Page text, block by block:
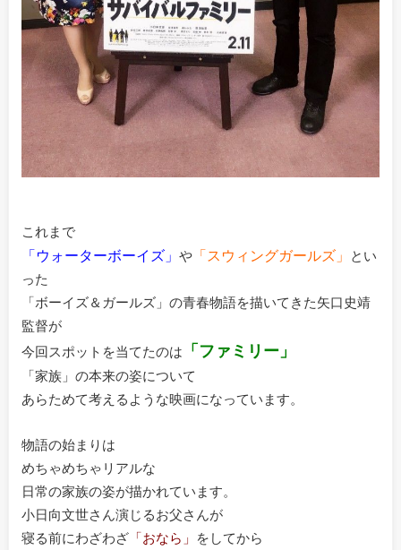
これまで
「ウォーターボーイズ」 や「スウィングガールズ」
とい
った
「ボーイズ＆ガールズ」の青春物語を描いてきた矢口史靖
監督が
今回スポットを当てたのは
「ファミリー」
「家族」の本来の姿について
あらためて考えるような映画になっています。
物語の始まりは
めちゃめちゃリアルな
日常の家族の姿が描かれています。
小日向文世さん演じるお父さんが
寝る前にわざわざ「おなら」
をしてから